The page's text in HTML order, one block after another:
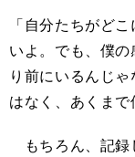
「自分たちがど
いよ。でも、僕
り前にいるんじ
はなく、あくまで
もちろん、記録